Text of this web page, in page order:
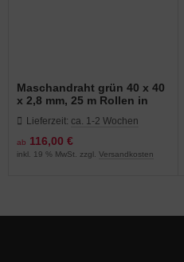
Maschandraht grün 40 x 40
x 2,8 mm, 25 m Rollen in
Lieferzeit: ca. 1-2 Wochen
ab 116,00 €
inkl. 19 % MwSt. zzgl. Versandkosten